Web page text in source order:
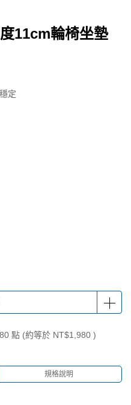
11cm輪椅坐墊
定
點 (約等於 NT$1,980 )
規格說明